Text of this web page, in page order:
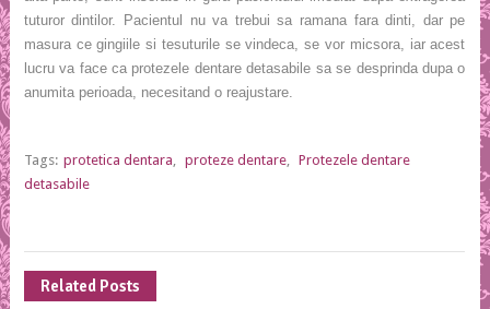
tuturor dintilor. Pacientul nu va trebui sa ramana fara dinti, dar pe
masura ce gingiile si tesuturile se vindeca, se vor micsora, iar acest
lucru va face ca protezele dentare detasabile sa se desprinda dupa o
anumita perioada, necesitand o reajustare.
Tags: protetica dentara, proteze dentare, Protezele dentare
detasabile
Related Posts